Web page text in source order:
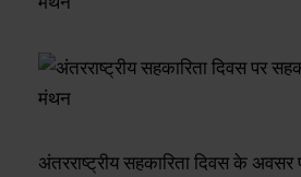
अंतरराष्ट्रीय सहकारिता दिवस के अवसर